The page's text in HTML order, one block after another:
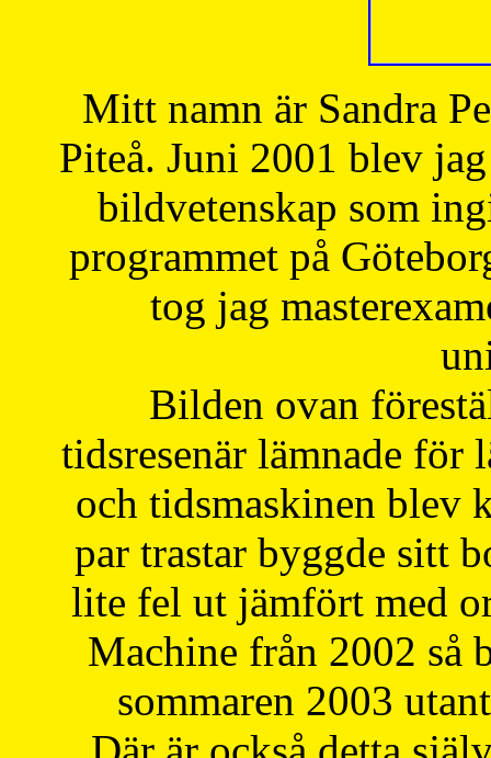
Mitt namn är Sandra
Piteå. Juni 2001 blev
bildvetenskap som
programmet på
tog jag
Bilden ovan
tidsresenär lämnade för
och tidsmaskinen blev
par trastar byggde sitt
lite fel ut jämfört med
Machine från 2002 så
sommaren 2003